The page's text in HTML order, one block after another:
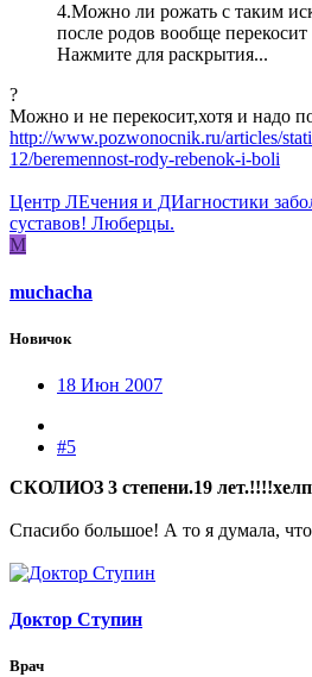
4.Можно ли рожать с таким
после родов вообще перекосит
Нажмите для раскрытия...
?
Можно и не перекосит,хотя и надо
http://www.pozwonocnik.ru/articles/
12/beremennost-rody-rebenok-i-boli
Центр ЛЕчения и ДИагностики
суставов! Люберцы.
M
muchacha
Новичок
18 Июн 2007
#5
СКОЛИОЗ 3 степени.19
Спасибо большое! А то я думала,
Доктор Ступин
Врач